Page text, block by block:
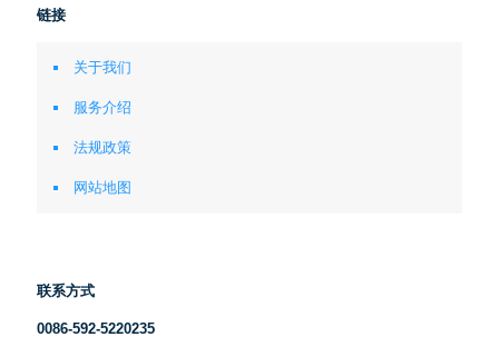
链接
关于我们
服务介绍
法规政策
网站地图
联系方式
0086-592-5220235